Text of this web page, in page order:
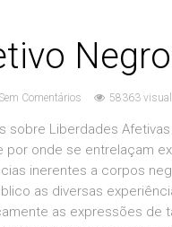
Negro
Sem Comentários 58363
sobre Liberdades
onde se entrelaçam
inerentes a corpos
as diversas
as expressões de